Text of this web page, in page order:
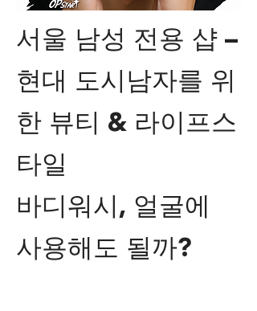
서울 남성 전용 샵 –
현대 도시남자를 위
한 뷰티 & 라이프스
타일
바디워시, 얼굴에
사용해도 될까?